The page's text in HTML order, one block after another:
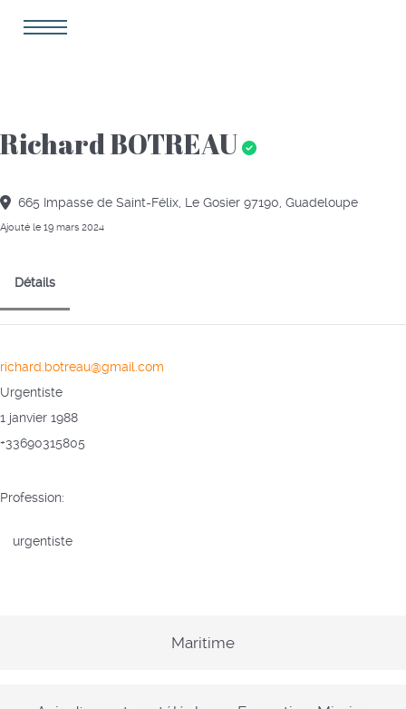
Richard BOTREAU
665 Impasse de Saint-Félix, Le Gosier 97190, Guadeloupe
Ajouté le 19 mars 2024
Détails
richard.botreau@gmail.com
Urgentiste
1 janvier 1988
+33690315805
Profession:
urgentiste
Maritime